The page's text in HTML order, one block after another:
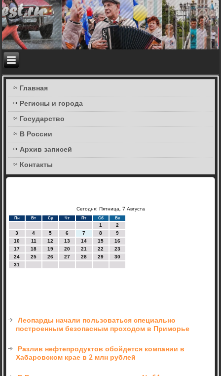
Главная
Регионы и города
Государство
В России
Архив записей
Контакты
Сегодня: Пятница, 7 Августа
Пн Вт Ср Чт Пт Сб Вс
1
2
3
4 5 6 7 8
9
10
11 12 13 14 15
16
17
18 19 20 21 22
23
24
25 26 27 28 29
30
31
Леопарды начали пользоваться специально
построенным безопасным проходом в Приморье
Разлив нефтепродуктов обойдется компании в
Хабаровском крае в 2 млн рублей